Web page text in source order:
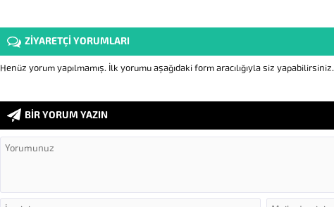
ZİYARETÇİ YORUMLARI
Henüz yorum yapılmamış. İlk yorumu aşağıdaki form aracılığıyla siz yapabilirsiniz.
BİR YORUM YAZIN